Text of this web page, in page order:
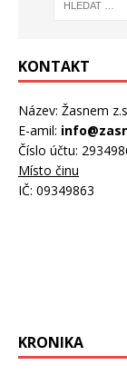
KONTAKT
Název: Žasnem
E-amil:
Číslo účtu:
Místo činu
IČ: 09349863
KRONIKA